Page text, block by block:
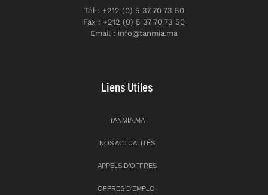
Tél : +212 (0) 5 37 70 73 50
Fax : +212 (0) 5 37 70 73 50
Email : info@tanmia.ma
Liens Utiles
TANMIA.MA
NOS ACTUALITÉS
APPELS D’OFFRES
OFFRES D’EMPLOI